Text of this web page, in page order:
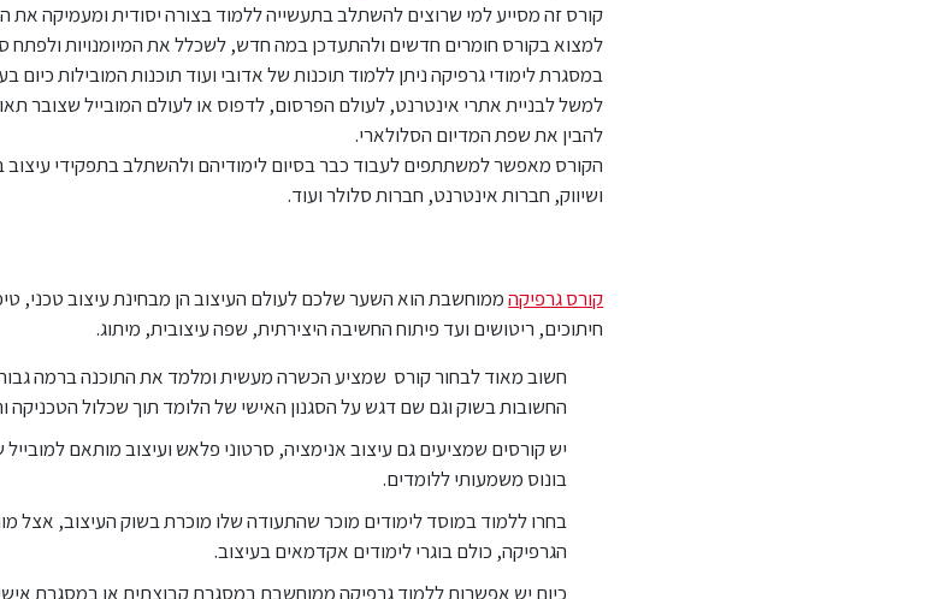
קורס זה מסייע למי שרוצים להשתלב בתעשייה ללמוד בצורה יסודית ומעמיקה את
למצוא בקורס חומרים חדשים ולהתעדכן במה חדש, לשכלל את המיומנויות ולפתח
במסגרת לימודי גרפיקה ניתן ללמוד תוכנות של אדובי ועוד תוכנות המובילות
למשל לבניית אתרי אינטרנט, לעולם הפרסום, לדפוס או לעולם המובייל שצובר
להבין את שפת המדיום הסלולארי.
הקורס מאפשר למשתתפים לעבוד כבר בסיום לימודיהם ולהשתלב בתפקידי עיצוב
ושיווק, חברות אינטרנט, חברות סלולר ועוד.
קורס גרפיקהממוחשבת הוא השער שלכם לעולם העיצוב הן מבחינת עיצוב טכני,
חיתוכים, ריטושים ועד פיתוח החשיבה היצירתית, שפה עיצובית, מיתוג.
חשוב מאוד לבחור קורס שמציע הכשרה מעשית ומלמד את התוכנה ברמה
החשובות בשוק וגם שם דגש על הסגנון האישי של הלומד תוך שכלול הטכניקה
יש קורסים שמציעים גם עיצוב אנימציה, סרטוני פלאש ועיצוב מותאם
בונוס משמעותי ללומדים.
בחרו ללמוד במוסד לימודים מוכר שהתעודה שלו מוכרת בשוק העיצוב, אצל
הגרפיקה, כולם בוגרי לימודים אקדמאים בעיצוב.
כיום יש אפשרות ללמוד גרפיקה ממוחשבת במסגרת קבוצתית או במסגרת